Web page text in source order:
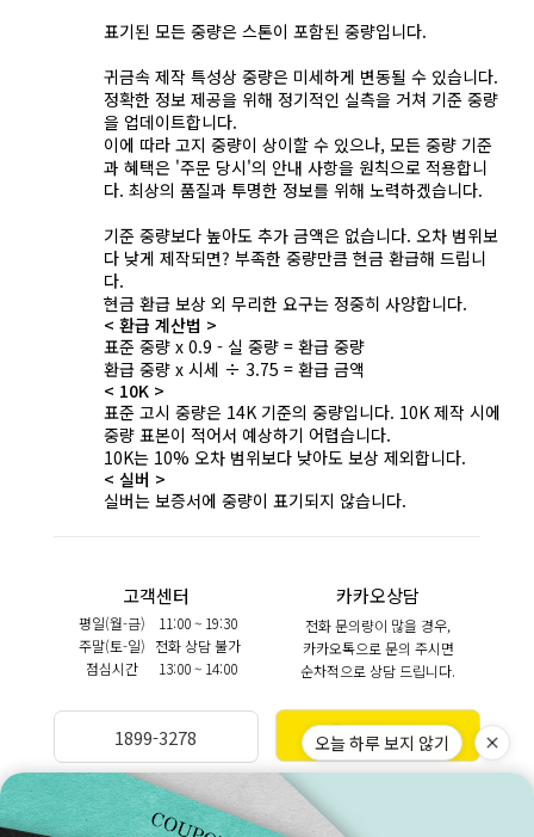
표기된 모든 중량은 스톤이 포함된 중량입니다.
귀금속 제작 특성상 중량은 미세하게 변동될 수 있습니다.
정확한 정보 제공을 위해 정기적인 실측을 거쳐 기준 중량
을 업데이트합니다.
이에 따라 고지 중량이 상이할 수 있으나, 모든 중량 기준
과 혜택은 '주문 당시'의 안내 사항을 원칙으로 적용합니
다. 최상의 품질과 투명한 정보를 위해 노력하겠습니다.
기준 중량보다 높아도 추가 금액은 없습니다. 오차 범위보
다 낮게 제작되면? 부족한 중량만큼 현금 환급해 드립니
다.
현금 환급 보상 외 무리한 요구는 정중히 사양합니다.
< 환급 계산법 >
표준 중량 x 0.9 - 실 중량 = 환급 중량
환급 중량 x 시세 ÷ 3.75 = 환급 금액
< 10K >
표준 고시 중량은 14K 기준의 중량입니다. 10K 제작 시에
중량 표본이 적어서 예상하기 어렵습니다.
10K는 10% 오차 범위보다 낮아도 보상 제외합니다.
< 실버 >
실버는 보증서에 중량이 표기되지 않습니다.
고객센터
평일(월-금)
주말(토-일)
점심시간
11:00 ~ 19:30
전화 상담 불가
13:00 ~ 14:00
1899-3278
카카오상담
전화 문의량이 많을 경우,
카카오톡으로 문의 주시면
순차적으로 상담 드립니다.
카카오상담
BANKINFO
오늘 하루 보지 않기